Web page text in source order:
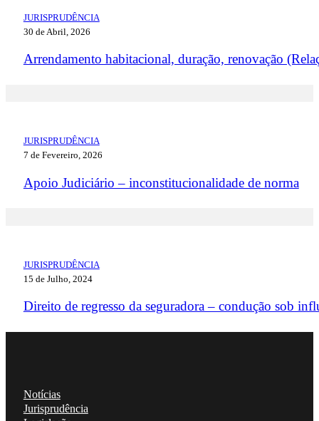
JURISPRUDÊNCIA
30 de Abril, 2026
Arrendamento habitacional, duração, renovação
JURISPRUDÊNCIA
7 de Fevereiro, 2026
Apoio Judiciário – inconstitucionalidade de norma
JURISPRUDÊNCIA
15 de Julho, 2024
Direito de regresso da seguradora – condução sob
Notícias
Jurisprudência